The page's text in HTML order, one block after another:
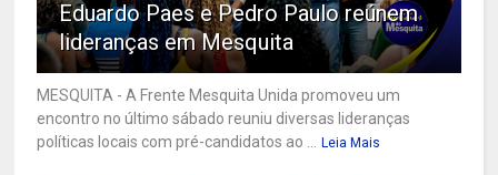
Eduardo Paes e Pedro Paulo reúnem
lideranças em Mesquita
MESQUITA - A Frente Mesquita Unida promoveu um
encontro no último sábado reuniu diversas lideranças
políticas locais com pré-candidatos ao ... Leia Mais